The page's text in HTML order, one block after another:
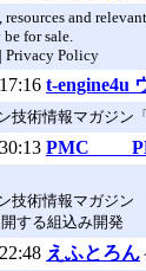
and
for sale.
Privacy Policy
t-engine4u
技術情報マガジン
PMC
技術情報マガジン
する組込み開発
えふとろん